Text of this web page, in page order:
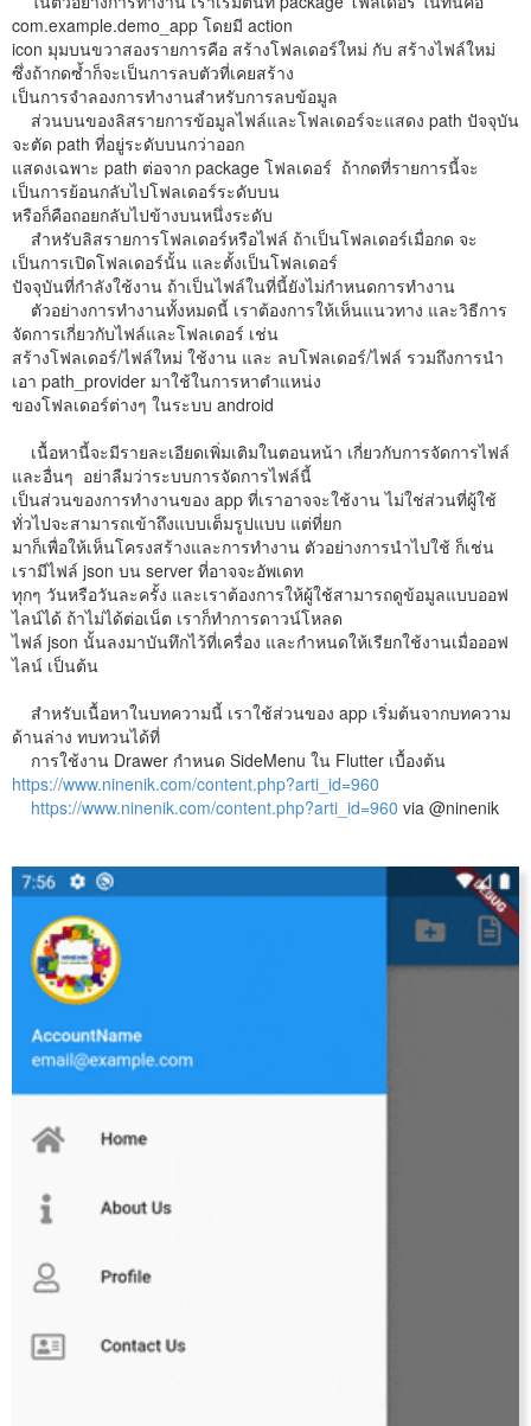
com.example.demo_app โดยมี action
icon มุมบนขวาสองรายการคือ สร้างโฟลเดอร์ใหม่ กับ สร้างไฟล์ใหม่
ซึ่งถ้ากดซ้ำก็จะเป็นการลบตัวที่เคยสร้าง
เป็นการจำลองการทำงานสำหรับการลบข้อมูล
ส่วนบนของลิสรายการข้อมูลไฟล์และโฟลเดอร์จะแสดง path ปัจจุบัน
จะตัด path ที่อยู่ระดับบนกว่าออก
แสดงเฉพาะ path ต่อจาก package โฟลเดอร์ ถ้ากดที่รายการนี้จะ
เป็นการย้อนกลับไปโฟลเดอร์ระดับบน
หรือก็คือถอยกลับไปข้างบนหนึ่งระดับ
สำหรับลิสรายการโฟลเดอร์หรือไฟล์ ถ้าเป็นโฟลเดอร์เมื่อกด จะ
เป็นการเปิดโฟลเดอร์นั้น และตั้งเป็นโฟลเดอร์
ปัจจุบันที่กำลังใช้งาน ถ้าเป็นไฟล์ในที่นี้ยังไม่กำหนดการทำงาน
ตัวอย่างการทำงานทั้งหมดนี้ เราต้องการให้เห็นแนวทาง และวิธีการ
จัดการเกี่ยวกับไฟล์และโฟลเดอร์ เช่น
สร้างโฟลเดอร์/ไฟล์ใหม่ ใช้งาน และ ลบโฟลเดอร์/ไฟล์ รวมถึงการนำ
เอา path_provider มาใช้ในการหาตำแหน่ง
ของโฟลเดอร์ต่างๆ ในระบบ android
เนื้อหานี้จะมีรายละเอียดเพิ่มเติมในตอนหน้า เกี่ยวกับการจัดการไฟล์
และอื่นๆ อย่าลืมว่าระบบการจัดการไฟล์นี้
เป็นส่วนของการทำงานของ app ที่เราอาจจะใช้งาน ไม่ใช่ส่วนที่ผู้ใช้
ทั่วไปจะสามารถเข้าถึงแบบเต็มรูปแบบ แต่ที่ยก
มาก็เพื่อให้เห็นโครงสร้างและการทำงาน ตัวอย่างการนำไปใช้ ก็เช่น
เรามีไฟล์ json บน server ที่อาจจะอัพเดท
ทุกๆ วันหรือวันละครั้ง และเราต้องการให้ผู้ใช้สามารถดูข้อมูลแบบออฟ
ไลน์ได้ ถ้าไม่ได้ต่อเน็ต เราก็ทำการดาวน์โหลด
ไฟล์ json นั้นลงมาบันทึกไว้ที่เครื่อง และกำหนดให้เรียกใช้งานเมื่อออฟ
ไลน์ เป็นต้น
สำหรับเนื้อหาในบทความนี้ เราใช้ส่วนของ app เริ่มต้นจากบทความ
ด้านล่าง ทบทวนได้ที่
การใช้งาน Drawer กำหนด SideMenu ใน Flutter เบื้องต้น
https://www.ninenik.com/content.php?arti_id=960
https://www.ninenik.com/content.php?arti_id=960 via @ninenik